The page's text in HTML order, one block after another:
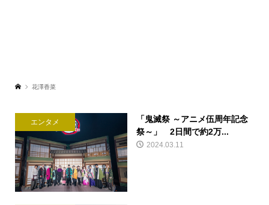
花澤香菜
エンタメ
「鬼滅祭 ～アニメ伍周年記念
祭～」 2日間で約2万...
2024.03.11